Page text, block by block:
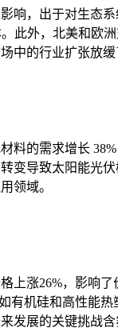
响，出于对生态
此外，北美和欧
中的行业扩张放缓
料的需求增长
变导致太阳能光
领域。
上涨26%，影响
有机硅和高性能
发展的关键挑战含